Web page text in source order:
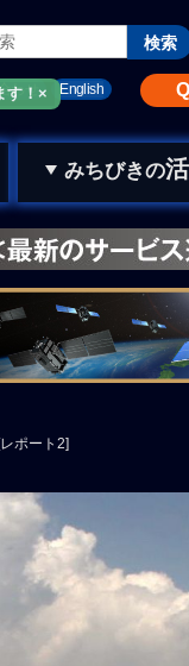
す！× English
わせ
みちびきの
ポート2]